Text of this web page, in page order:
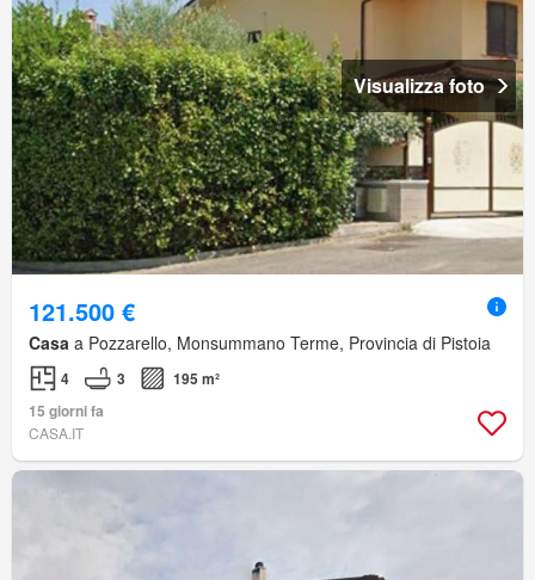
Visualizza foto
121.500 €
Casa a Pozzarello, Monsummano Terme, Provincia di Pistoia
4 3
195 m²
15 giorni fa
CASA.IT